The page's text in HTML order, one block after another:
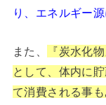
り、エネルギー
また 『炭水化
として、体内に
て消費される事